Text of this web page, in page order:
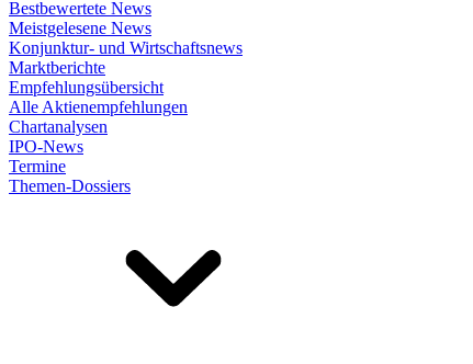
Bestbewertete News
Meistgelesene News
Konjunktur- und Wirtschaftsnews
Marktberichte
Empfehlungsübersicht
Alle Aktienempfehlungen
Chartanalysen
IPO-News
Termine
Themen-Dossiers